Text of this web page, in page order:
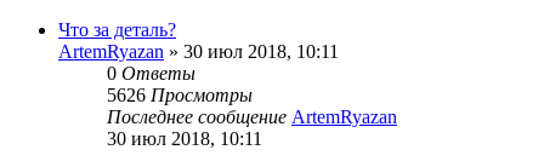
Что за деталь?
ArtemRyazan » 30 июл 2018, 10:11
0 Ответы
5626 Просмотры
Последнее сообщение ArtemRyazan
30 июл 2018, 10:11